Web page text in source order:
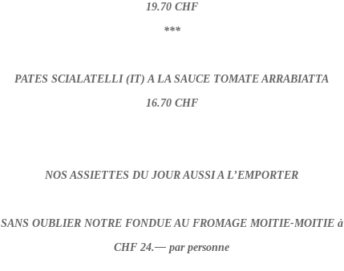
19.70 CHF
***
PATES SCIALATELLI (IT) A LA SAUCE TOMATE ARRABIATTA
16.70 CHF
NOS ASSIETTES DU JOUR AUSSI A L’EMPORTER
SANS OUBLIER NOTRE FONDUE AU FROMAGE MOITIE-MOITIE à
CHF 24.— par personne